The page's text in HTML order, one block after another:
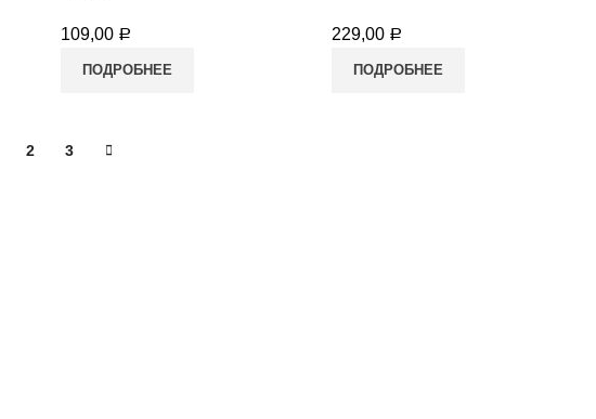
109,00 Р
ПОДРОБНЕЕ
229,00 Р
ПОДРОБНЕЕ
2 3